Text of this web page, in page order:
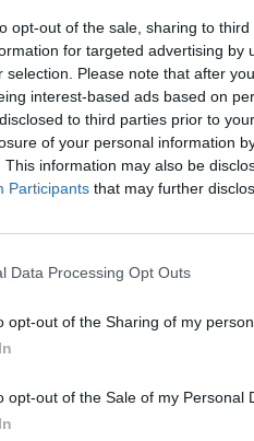
opt-out of the sale, sharing to
for targeted advertising by
selection. Please note that after
interest-based ads based on
to third parties prior to
of your personal information
This information may also be
Participants that may further
Data Processing Opt Outs
opt-out of the Sharing of my
opt-out of the Sale of my Personal
skabe det her